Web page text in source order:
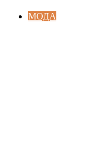
МОДА